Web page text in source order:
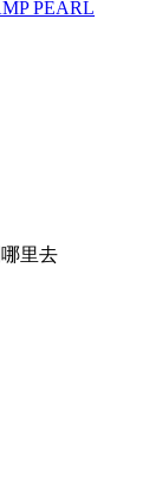
里去